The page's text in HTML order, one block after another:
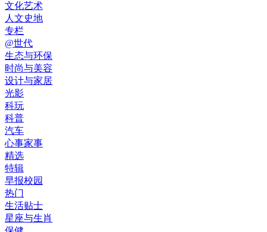
文化艺术
人文史地
专栏
@世代
生态与环保
时尚与美容
设计与家居
光影
科玩
科普
汽车
心事家事
精选
特辑
早报校园
热门
生活贴士
星座与生肖